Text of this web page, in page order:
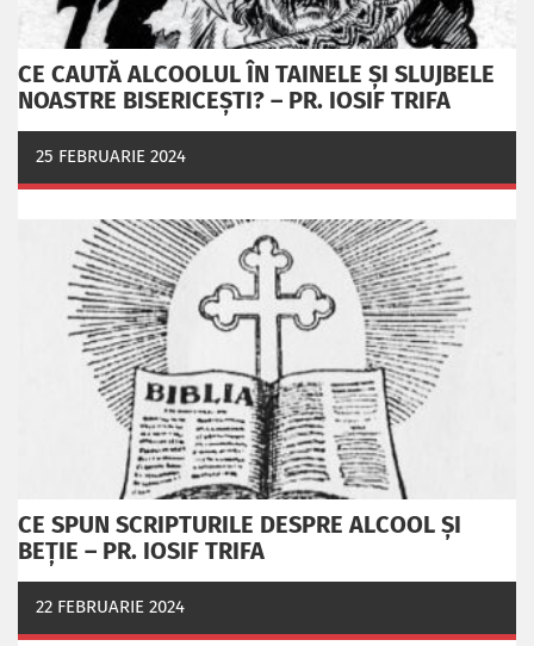
CE CAUTĂ ALCOOLUL ÎN TAINELE ŞI SLUJBELE
NOASTRE BISERICEŞTI? – PR. IOSIF TRIFA
25 FEBRUARIE 2024
CE SPUN SCRIPTURILE DESPRE ALCOOL ȘI
BEȚIE – PR. IOSIF TRIFA
22 FEBRUARIE 2024